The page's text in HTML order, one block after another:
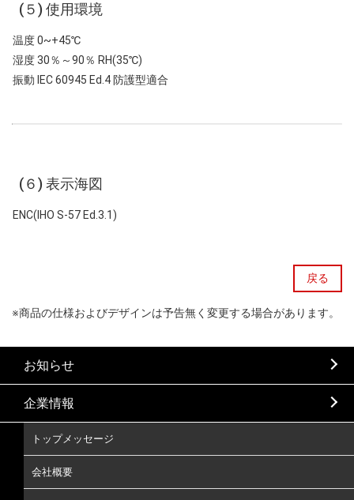
(５) 使用環境
温度 0~+45℃
湿度 30％～90％ RH(35℃)
振動 IEC 60945 Ed.4 防護型適合
(６) 表示海図
ENC(IHO S-57 Ed.3.1)
戻る
※商品の仕様およびデザインは予告無く変更する場合があります。
お知らせ
企業情報
トップメッセージ
会社概要